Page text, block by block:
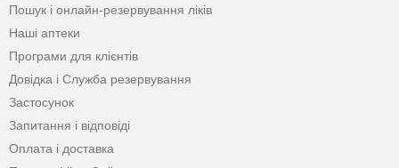
Пошук і онлайн-резервування ліків
Наші аптеки
Програми для клієнтів
Довідка і Служба резервування
Застосунок
Запитання і відповіді
Оплата і доставка